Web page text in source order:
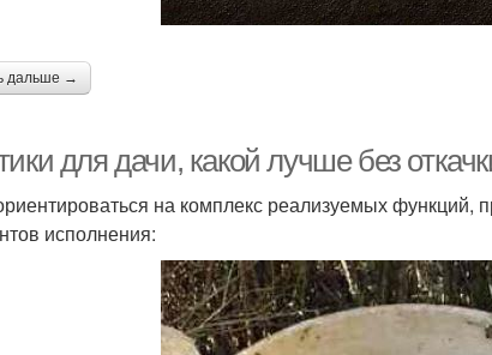
дальше →
для дачи, какой лучше без
на комплекс реализуемых функций,
исполнения: